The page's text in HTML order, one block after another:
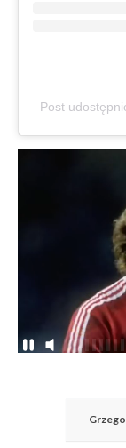
Post